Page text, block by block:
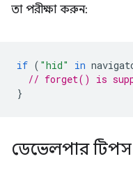
তা পরীক্ষা করুন:
if ( "hid" in
// forget() is
}
ডেভেলপার টিপস